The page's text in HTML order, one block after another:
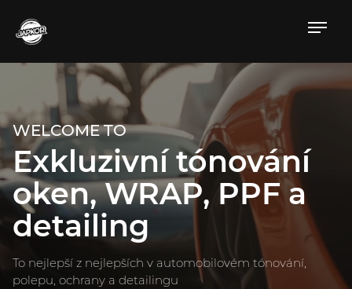
WELCOME TO
Exkluzivní tónování
oken, WRAP, PPF a
detailing
To nejlepší z nejlepších v automobilovém tónování,
polepu, ochrany a detailingu